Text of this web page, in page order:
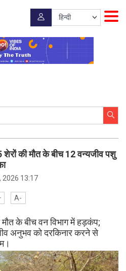
की मौत के बीच 12 वन्यजीव पशु
2026 13:17
A-
के बीच वन विभाग में हड़कंप;
अनुभव को दरकिनार करने से